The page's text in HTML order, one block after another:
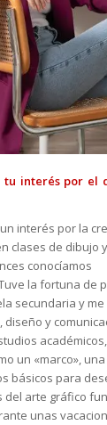
tu interés por el
interés por la
clases de dibujo
conocíamos
la fortuna de
secundaria y
y
un «marco»,
básicos para
arte gráfico
unas